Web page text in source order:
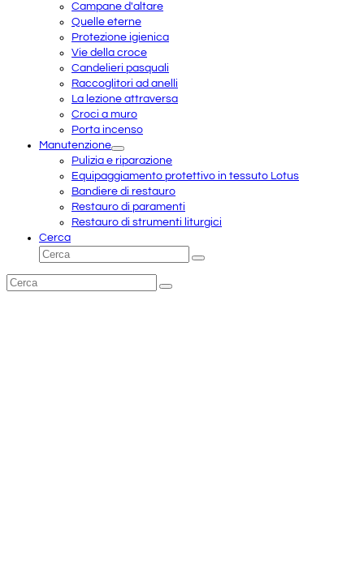
Campane d'altare
Quelle eterne
Protezione igienica
Vie della croce
Candelieri pasquali
Raccoglitori ad anelli
La lezione attraversa
Croci a muro
Porta incenso
Manutenzione
Pulizia e riparazione
Equipaggiamento protettivo in tessuto Lotus
Bandiere di restauro
Restauro di paramenti
Restauro di strumenti liturgici
Cerca
Cerca
Invia
Cerca
Invia